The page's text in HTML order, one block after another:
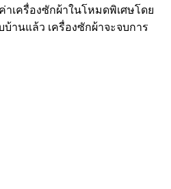
เครื่องซักผ้าในโหมดพิเศษโดย
บ้านแล้ว เครื่องซักผ้าจะจบการ